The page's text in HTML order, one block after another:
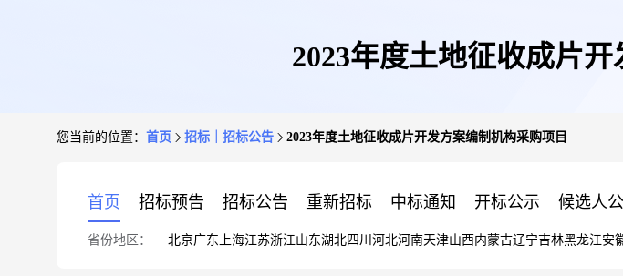
2023年度土地征收成片
您当前的位置： 首页 招标｜招标公告 2023年度土地征收成片开发方案编制机构采购项目
首页 招标预告 招标公告 重新招标 中标通知 开标公示 候选人
省份地区： 北京广东 上海江苏浙江山东湖北四川 河北河南天津山西内蒙古辽宁吉林黑龙江安